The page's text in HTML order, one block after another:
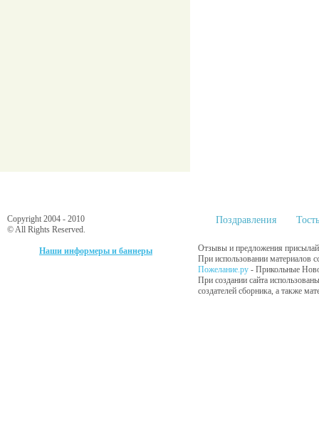
Copyright 2004 - 2010
© All Rights Reserved.
Наши информеры и баннеры
Поздравления
Отзывы и предложения
При использовании материалов
Пожелание.ру - Прикольные
При создании сайта
создателей сборника, а также